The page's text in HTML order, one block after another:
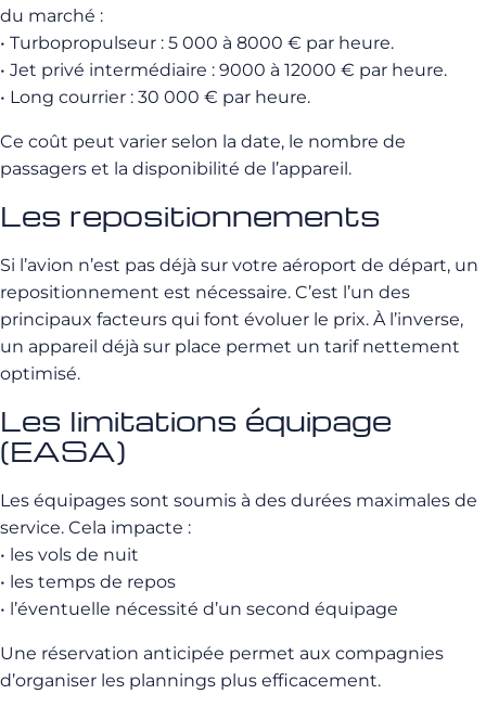
du marché :
• Turbopropulseur : 5 000 à 8000 € par heure.
• Jet privé intermédiaire : 9000 à 12000 € par heure.
• Long courrier : 30 000 € par heure.
Ce coût peut varier selon la date, le nombre de
passagers et la disponibilité de l’appareil.
Les repositionnements
Si l’avion n’est pas déjà sur votre aéroport de départ, un
repositionnement est nécessaire. C’est l’un des
principaux facteurs qui font évoluer le prix. À l’inverse,
un appareil déjà sur place permet un tarif nettement
optimisé.
Les limitations équipage
(EASA)
Les équipages sont soumis à des durées maximales de
service. Cela impacte :
• les vols de nuit
• les temps de repos
• l’éventuelle nécessité d’un second équipage
Une réservation anticipée permet aux compagnies
d’organiser les plannings plus efficacement.